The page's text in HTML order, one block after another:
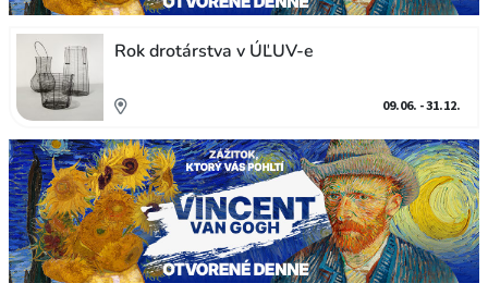
Rok drotárstva v ÚĽUV-e
09.06. - 31.12.